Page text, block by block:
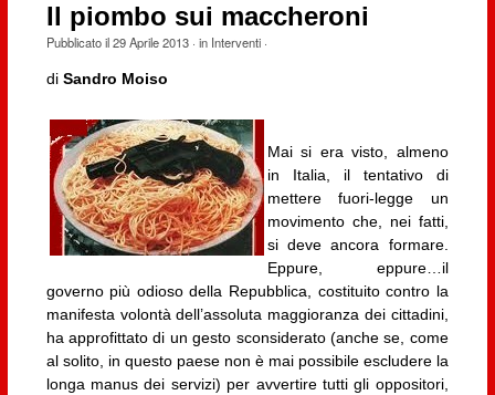
Il piombo sui maccheroni
Pubblicato il29 Aprile 2013· in Interventi·
diSandro Moiso
Mai si era visto, almeno
in Italia, il tentativo di
mettere fuori-legge un
movimento che, nei fatti,
si deve ancora formare.
Eppure, eppure…il
governo più odioso della Repubblica, costituito contro la
manifesta volontà dell’assoluta maggioranza dei cittadini,
ha approfittato di un gesto sconsiderato (anche se, come
al solito, in questo paese non è mai possibile escludere la
longa manus dei servizi) per avvertire tutti gli oppositori,